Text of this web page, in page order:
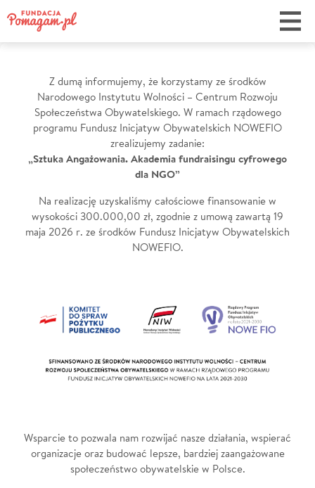
Dotacja
z
NIW
Z dumą informujemy, że korzystamy ze środków
Narodowego Instytutu Wolności – Centrum Rozwoju
Społeczeństwa Obywatelskiego. W ramach rządowego
programu Fundusz Inicjatyw Obywatelskich NOWEFIO
zrealizujemy zadanie:
„Sztuka Angażowania. Akademia fundraisingu cyfrowego
dla NGO”
Na realizację uzyskaliśmy całościowe finansowanie w
wysokości 300.000,00 zł, zgodnie z umową zawartą 19
maja 2026 r. ze środków Fundusz Inicjatyw Obywatelskich
NOWEFIO.
Wsparcie to pozwala nam rozwijać nasze działania, wspierać
organizacje oraz budować lepsze, bardziej zaangażowane
społeczeństwo obywatelskie w Polsce.